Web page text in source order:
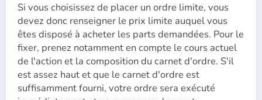
Si vous choisissez de placer un ordre limite, vous
devez donc renseigner le prix limite auquel vous
êtes disposé à acheter les parts demandées. Pour le
fixer, prenez notamment en compte le cours actuel
de l'action et la composition du carnet d'ordre. S'il
est assez haut et que le carnet d'ordre est
suffisamment fourni, votre ordre sera exécuté